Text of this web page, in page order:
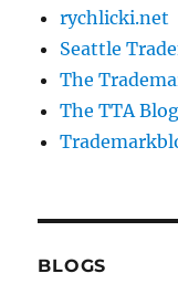
rychlicki.net
Seattle
The
The TTA Blog
BLOGS